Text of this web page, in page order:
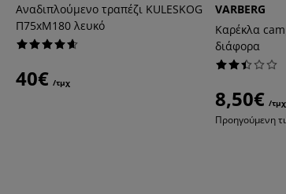
Αναδιπλούμενο τραπέζι KULESKOG
Π75xΜ180 λευκό
40€ /τμχ
VARBERG
Καρέκλα
διάφορα
8,50€ /τμχ
Προηγούμενη